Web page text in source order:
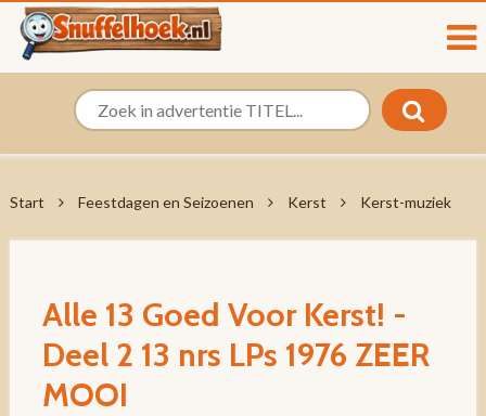
Start Feestdagen en Seizoenen Kerst Kerst-muziek
Alle 13 Goed Voor Kerst! -
Deel 2 13 nrs LPs 1976 ZEER
MOOI